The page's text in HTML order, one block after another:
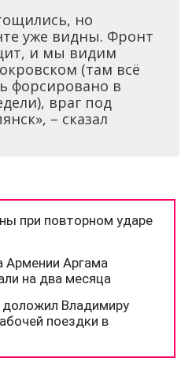
но
уже видны. Фронт
и мы видим
(там всё
форсировано в
враг под
– сказал